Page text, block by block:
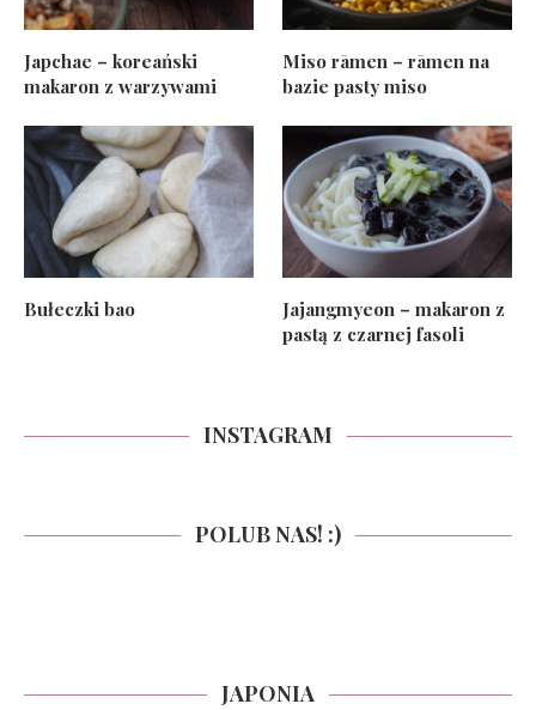
Japchae – koreański
makaron z warzywami
Miso rāmen – rāmen na
bazie pasty miso
Bułeczki bao
Jajangmyeon – makaron z
pastą z czarnej fasoli
INSTAGRAM
POLUB NAS! :)
JAPONIA